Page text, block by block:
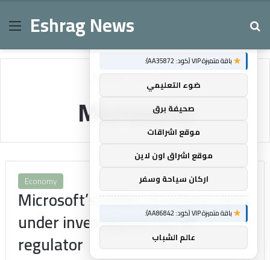
MenuEshrag News
Home/Microsofts
Microsofts
Economy
Microsoft’s $69bn Activision deal
under investigation by UK
regulator
×
باقة متميزة VIP (كود: AA35872):
ضوء التعليمي
صحيفة برق
موقع اشراقات
موقع اشراق اون لاين
اركان سياحة وسفر
باقة متميزة VIP (كود: AA86842):
عالم الشباب